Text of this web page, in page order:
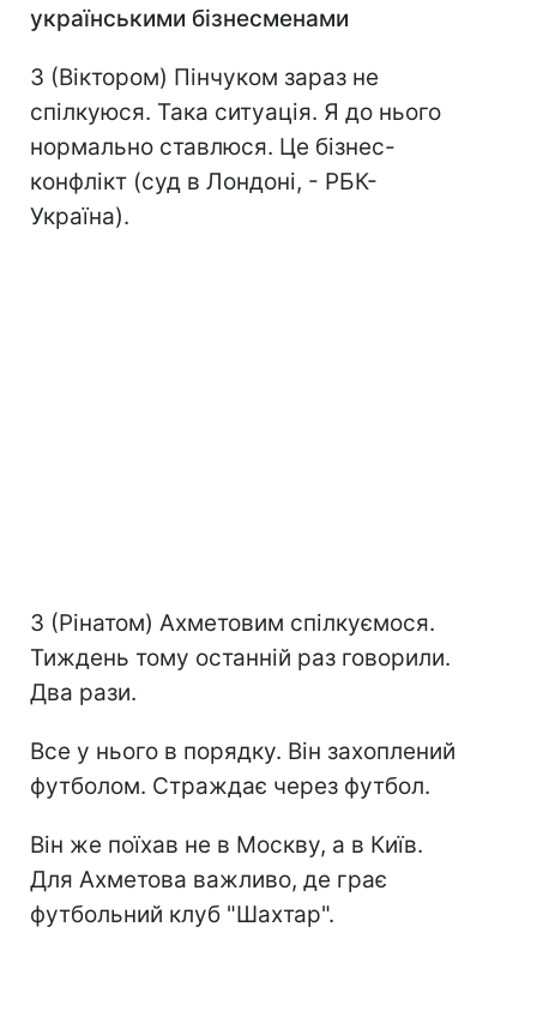
українськими бізнесменами
З (Віктором) Пінчуком зараз не
спілкуюся. Така ситуація. Я до нього
нормально ставлюся. Це бізнес-
конфлікт (суд в Лондоні, - РБК-
Україна).
З (Рінатом) Ахметовим спілкуємося.
Тиждень тому останній раз говорили.
Два рази.
Все у нього в порядку. Він захоплений
футболом. Страждає через футбол.
Він же поїхав не в Москву, а в Київ.
Для Ахметова важливо, де грає
футбольний клуб "Шахтар".